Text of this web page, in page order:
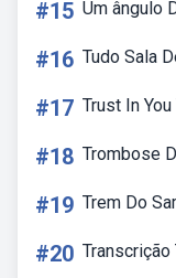
#15 Um ângulo
#16 Tudo Sala
#17 Trust In
#18 Trombose
#19 Trem Do
#20 Transcrição